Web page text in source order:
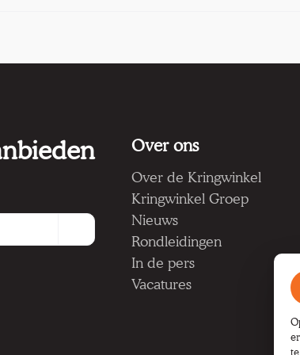
Over ons
Over de Kringwinkel
Kringwinkel Groep
Nieuws
Rondleidingen
In de pers
Vacatures